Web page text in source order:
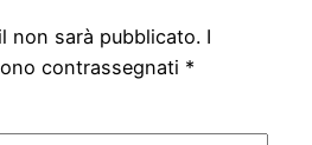
non sarà pubblicato. I
contrassegnati *